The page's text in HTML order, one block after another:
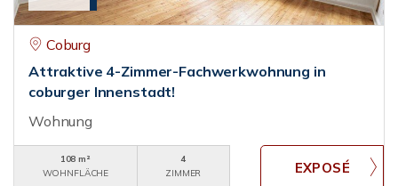
Coburg
Attraktive 4-Zimmer-Fachwerkwohnung in
coburger Innenstadt!
Wohnung
108 m²
WOHNFLÄCHE
4
ZIMMER